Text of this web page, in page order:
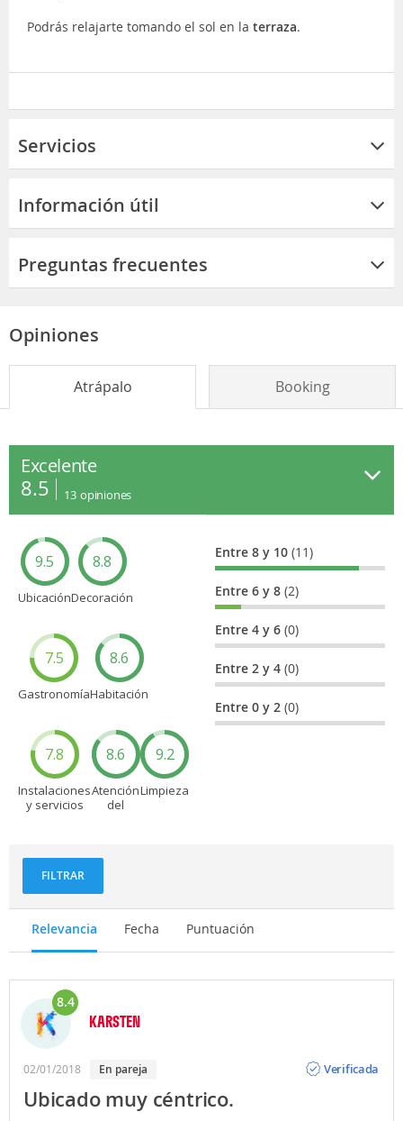
Podrás relajarte tomando el sol en la terraza.
Servicios
Información útil
Preguntas frecuentes
Opiniones
Atrápalo Booking
Excelente
8.5 13 opiniones
9.5
Ubicación
8.8
Decoración
7.5
Gastronomía
8.6
Habitación
7.8
Instalaciones
y servicios
8.6
Atención
del
9.2
Limpieza
Entre 8 y 10(11)
Entre 6 y 8(2)
Entre 4 y 6(0)
Entre 2 y 4(0)
Entre 0 y 2(0)
FILTRAR
Relevancia Fecha Puntuación
8.4
KARSTEN
02/01/2018 en pareja
Verificada
Ubicado muy céntrico.